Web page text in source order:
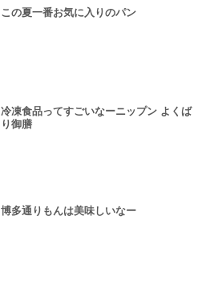
この夏一番お気に入りのパン
冷凍食品ってすごいなーニップン よくば
り御膳
博多通りもんは美味しいなー